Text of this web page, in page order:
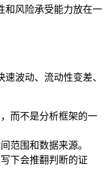
和风险承受能力放在一
波动、流动性变差、
而不是分析框架的一
范围和数据来源。
下会推翻判断的证